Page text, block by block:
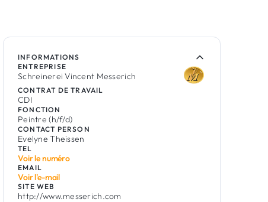
INFORMATIONS
ENTREPRISE
Schreinerei Vincent Messerich
CONTRAT DE TRAVAIL
CDI
FONCTION
Peintre (h/f/d)
CONTACT PERSON
Evelyne Theissen
TEL
Voir le numéro
EMAIL
Voir l'e-mail
SITE WEB
http://www.messerich.com